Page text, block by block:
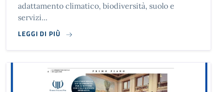
adattamento climatico, biodiversità, suolo e
servizi...
LEGGI DI PIÙ